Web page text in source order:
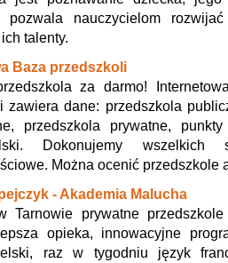
pozwala nauczycielom
talenty.
Baza przedszkoli
za darmo!
zawiera dane: przedszkola
przedszkola prywatne,
Dokonujemy
Można ocenić przedszkole
- Akademia Malucha
Tarnowie prywatne przedszkole
opieka, innowacyjne
raz w tygodniu język